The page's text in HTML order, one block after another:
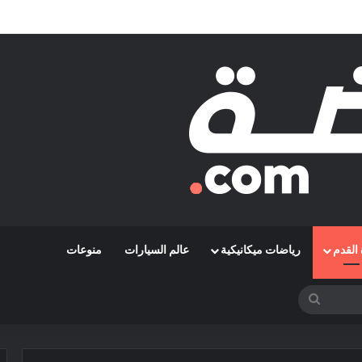
مشوارها الإفريقي بمواجهة حافيا كوناكري
القدم رياضات ميكانيكية عالم السيارات منوعات
بحث